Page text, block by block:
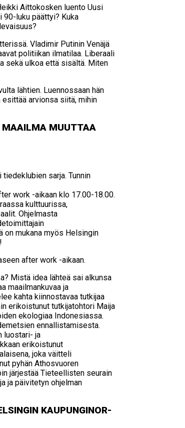
Aittokosken luento Uusi
90-luku päättyi? Kuka
Vladimir Putinin Venäjä
politiikan ilmatilaa. Liberaali
sekä ulkoa että sisältä. Miten
lähtien. Luennossaan hän
arvionsa siitä, mihin
MAA­IL­MA MUUT­TAA
sarja. Tunnin
work -aikaan klo 17.00-18.00.
kulttuurissa,
Ohjelmasta
on mukana myös Helsingin
after work -aikaan.
Mistä idea lähteä sai alkunsa
maailmankuvaa ja
kahta kiinnostavaa tutkijaa
erikoistunut tutkijatohtori Maija
ekologiaa Indonesiassa.
ennallistamisesta.
luostari- ja
erikoistunut
joka väitteli
pyhän Athosvuoren
järjestää Tieteellisten seurain
ja päivitetyn ohjelman
KAU­PUN­GI­NOR­